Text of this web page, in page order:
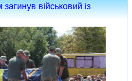
військовий із